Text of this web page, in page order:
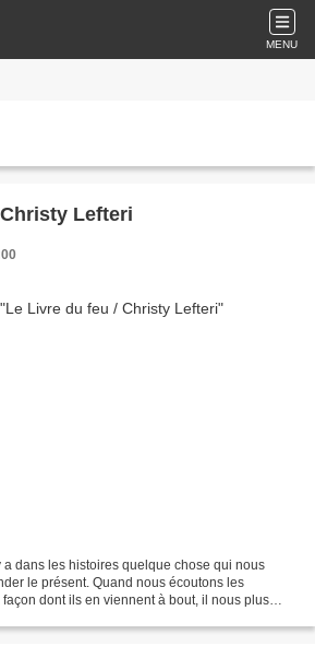
MENU
Lefteri
a dans les histoires quelque chose qui nous
le présent. Quand nous écoutons les
dont ils en viennent à bout, il nous plus